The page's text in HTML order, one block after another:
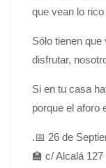
que vean lo
Sólo tienen
disfrutar,
Si en tu casa
porque el aforo
.📅 26 de
🏫 c/ Alcalá